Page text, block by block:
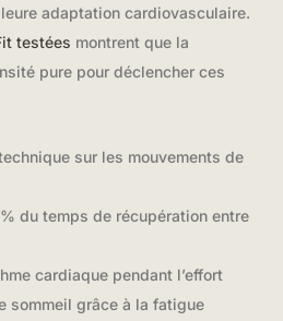
adaptation cardiovasculaire.
testées montrent que la
pure pour déclencher ces
sur les mouvements de
du temps de récupération entre
cardiaque pendant l’effort
sommeil grâce à la fatigue